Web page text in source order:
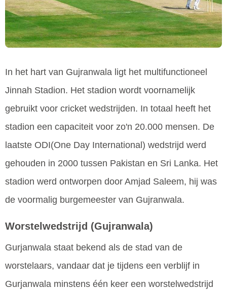
In het hart van Gujranwala ligt het multifunctioneel
Jinnah Stadion. Het stadion wordt voornamelijk
gebruikt voor cricket wedstrijden. In totaal heeft het
stadion een capaciteit voor zo'n 20.000 mensen. De
laatste ODI(One Day International) wedstrijd werd
gehouden in 2000 tussen Pakistan en Sri Lanka. Het
stadion werd ontworpen door Amjad Saleem, hij was
de voormalig burgemeester van Gujranwala.
Worstelwedstrijd (Gujranwala)
Gurjanwala staat bekend als de stad van de
worstelaars, vandaar dat je tijdens een verblijf in
Gurjanwala minstens één keer een worstelwedstrijd